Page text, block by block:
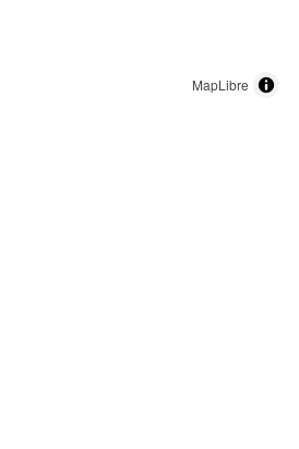
MapLibre